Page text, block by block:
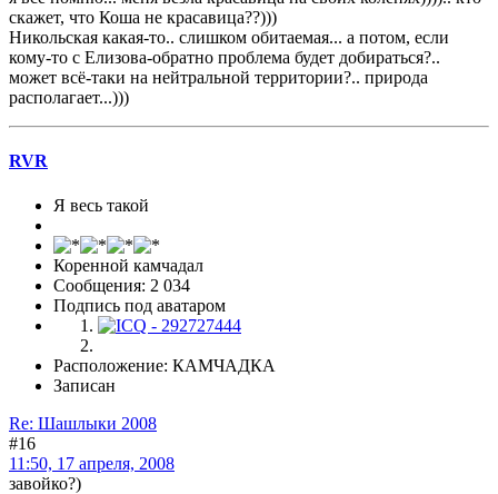
скажет, что Коша не красавица??)))
Никольская какая-то.. слишком обитаемая... а потом, если
кому-то с Елизова-обратно проблема будет добираться?..
может всё-таки на нейтральной территории?.. природа
располагает...)))
RVR
Я весь такой
Коренной камчадал
Сообщения: 2 034
Подпись под аватаром
Расположение: КАМЧАДКА
Записан
Re: Шашлыки 2008
#16
11:50, 17 апреля, 2008
завойко?)